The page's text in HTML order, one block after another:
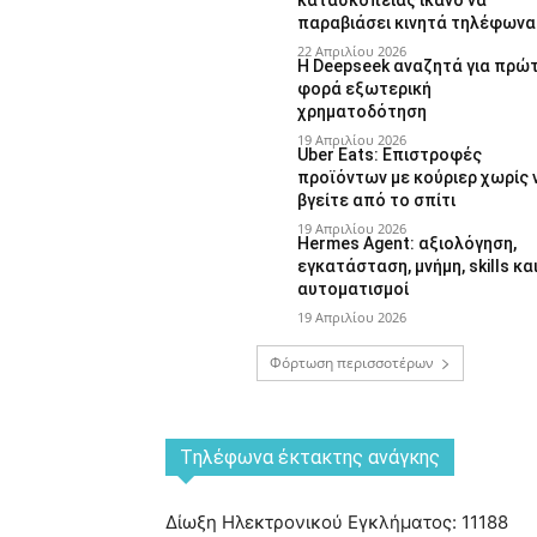
παραβιάσει κινητά τηλέφωνα
22 Απριλίου 2026
Η Deepseek αναζητά για
φορά εξωτερική
χρηματοδότηση
19 Απριλίου 2026
Uber Eats: Επιστροφές
προϊόντων με κούριερ χωρίς
βγείτε από το σπίτι
19 Απριλίου 2026
Hermes Agent: αξιολόγηση,
εγκατάσταση, μνήμη, skills και
αυτοματισμοί
19 Απριλίου 2026
Φόρτωση περισσοτέρων
Tηλέφωνα έκτακτης ανάγκης
Δίωξη Ηλεκτρονικού Εγκλήματος: 11188